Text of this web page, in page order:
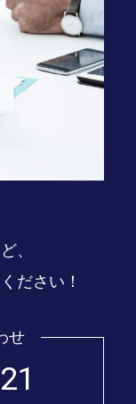
、
ださい！
せ